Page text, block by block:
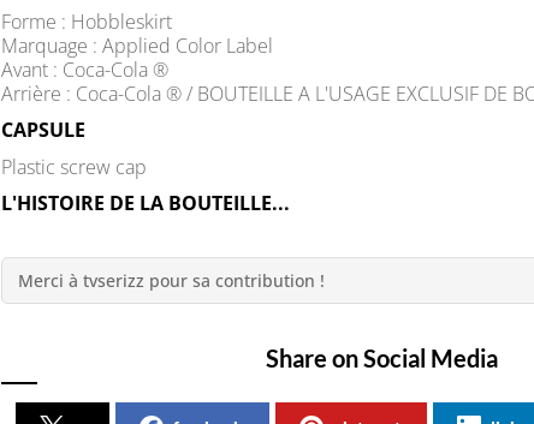
Forme : Hobbleskirt
Marquage : Applied Color Label
Avant : Coca-Cola ®
Arrière : Coca-Cola ® / BOUTEILLE A L'USAGE EXCLUSIF DE
CAPSULE
Plastic screw cap
L'HISTOIRE DE LA BOUTEILLE...
Merci à tvserizz pour sa contribution !
Share on Social Media